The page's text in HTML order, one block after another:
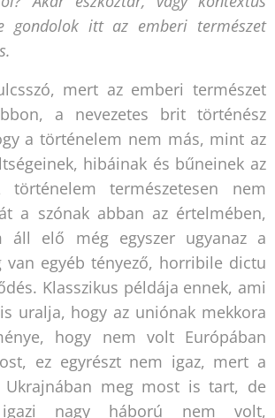
gondolok itt az emberi természet
mert az emberi természet
a nevezetes brit történész
a történelem nem más, mint az
hibáinak és bűneinek az
történelem természetesen nem
a szónak abban az értelmében,
áll elő még egyszer ugyanaz a
van egyéb tényező, horribile dictu
Klasszikus példája ennek, ami
uralja, hogy az uniónak mekkora
hogy nem volt Európában
ez egyrészt nem igaz, mert a
Ukrajnában meg most is tart, de
nagy háború nem volt,